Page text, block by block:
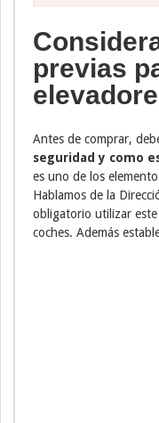
previas
Antes de comprar,
seguridad y como
es uno de los
Hablamos de la
obligatorio utilizar
coches. Además